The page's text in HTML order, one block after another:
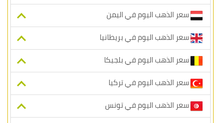
سعر الذهب اليوم في اليمن
سعر الذهب اليوم في بريطانيا
سعر الذهب اليوم في بلجيكا
سعر الذهب اليوم في تركيا
سعر الذهب اليوم في تونس